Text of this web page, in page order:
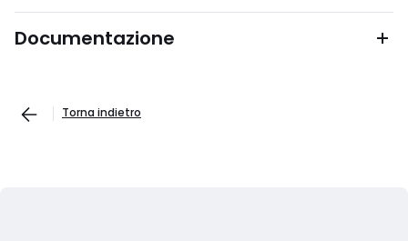
Documentazione
Torna indietro